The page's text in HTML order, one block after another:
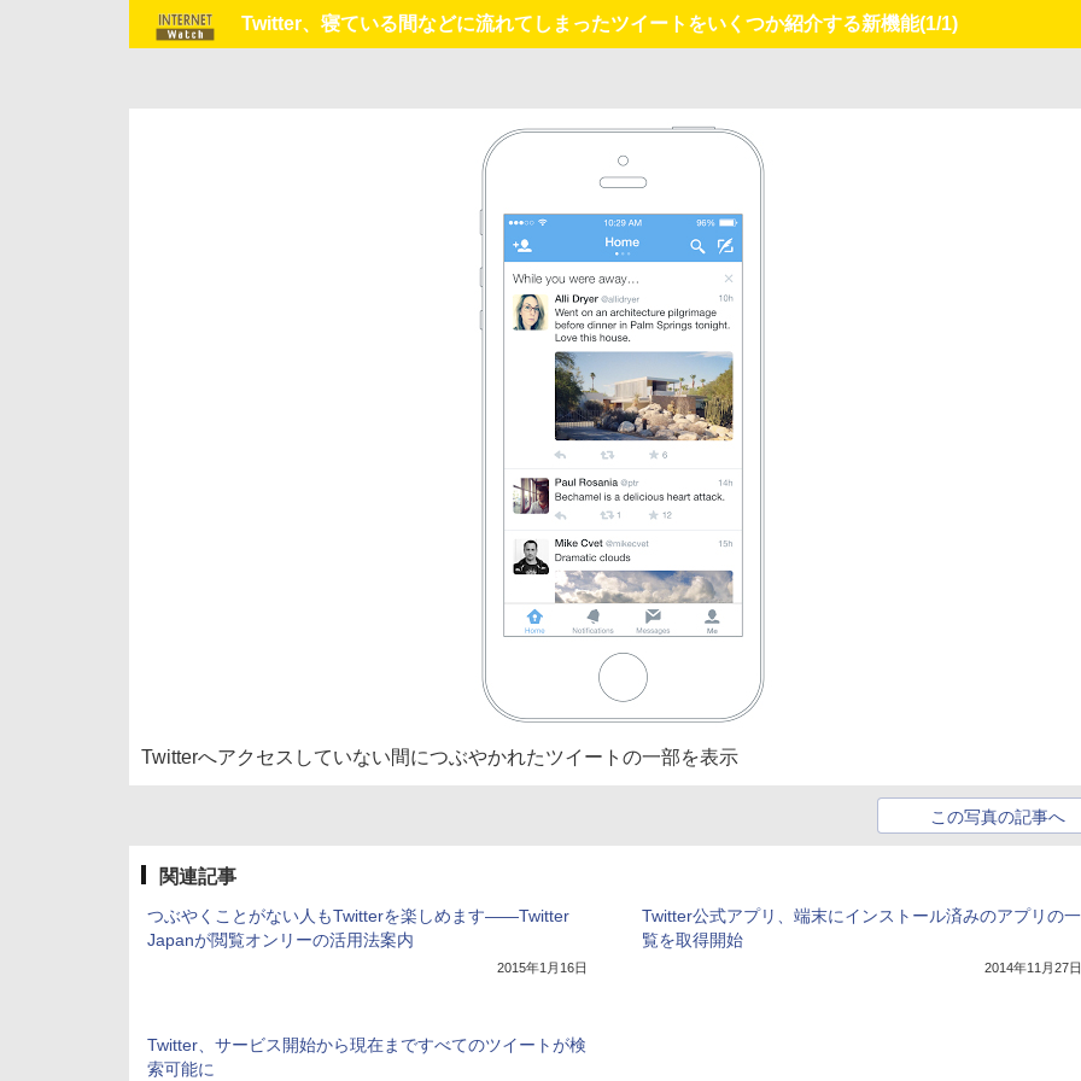
Twitter、寝ている間などに流れてしまったツイートをいくつか紹介する新機能(1/1)
Twitterへアクセスしていない間につぶやかれたツイートの一部を表示
この写真の記事へ
関連記事
つぶやくことがない人もTwitterを楽しめます――Twitter
Japanが閲覧オンリーの活用法案内
2015年1月16日
Twitter公式アプリ、端末にインストール済みのアプリの一
覧を取得開始
2014年11月27日
Twitter、サービス開始から現在まですべてのツイートが検
索可能に